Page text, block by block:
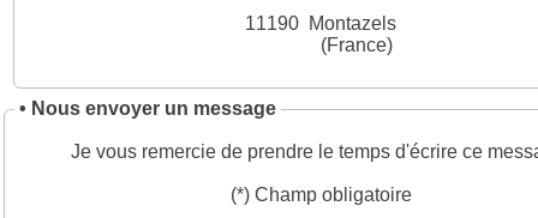
11190 Montazels
(France)
• Nous envoyer un message
Je vous remercie de prendre le temps d'écrire ce
(*) Champ obligatoire